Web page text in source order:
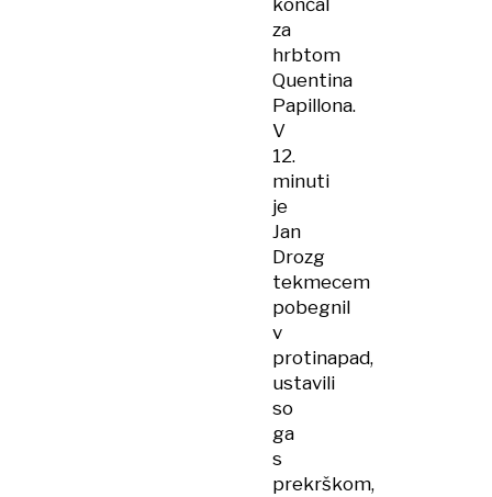
končal
za
hrbtom
Quentina
Papillona.
V
12.
minuti
je
Jan
Drozg
tekmecem
pobegnil
v
protinapad,
ustavili
so
ga
s
prekrškom,